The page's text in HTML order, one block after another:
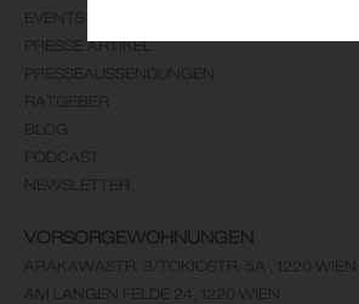
EVENTS
PRESSE ARTIKEL
PRESSEAUSSENDUNGEN
RATGEBER
BLOG
PODCAST
NEWSLETTER
VORSORGEWOHNUNGEN
ARAKAWASTR. 3/TOKIOSTR. 5A , 1220 WIEN
AM LANGEN FELDE 24, 1220 WIEN